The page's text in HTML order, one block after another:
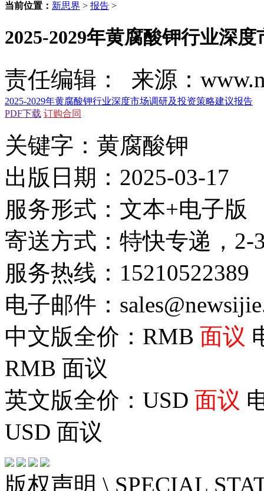
当前位置： 新思界 > 报告 >
2025-2029年黄腐酸钾行业深
责任编辑： 来源：
2025-2029年黄腐酸钾行业深度市场调研及投资策略建议报告
PDF下载 订购合同
关键字：黄腐酸钾
出版日期：2025-03-17
服务形式：文本+电子版
寄送方式：特快专递，2-
服务热线：15210522389
电子邮件：
中文版全价：RMB 面议
RMB 面议
英文版全价：USD 面议
USD 面议
版权声明 \ SPECIAL